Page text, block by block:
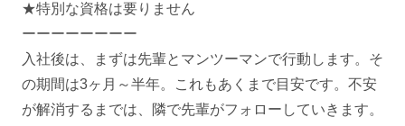
★特別な資格は要りません
ーーーーーーーー
入社後は、まずは先輩とマンツーマンで行動します。そ
の期間は3ヶ月～半年。これもあくまで目安です。不安
が解消するまでは、隣で先輩がフォローしていきます。